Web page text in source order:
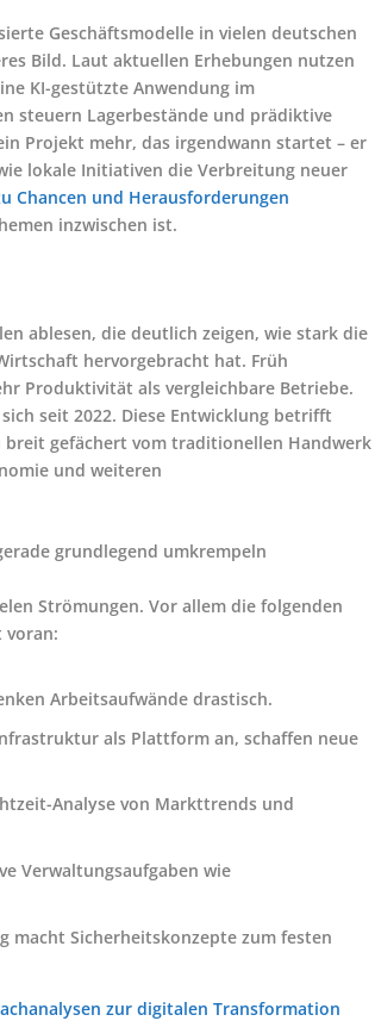
Geschäftsmodelle in vielen deutschen
Bild. Laut aktuellen Erhebungen nutzen
KI-gestützte Anwendung im
steuern Lagerbestände und prädiktive
Projekt mehr, das irgendwann startet – er
lokale Initiativen die Verbreitung neuer
Chancen und Herausforderungen
inzwischen ist.
ablesen, die deutlich zeigen, wie stark die
hervorgebracht hat. Früh
Produktivität als vergleichbare Betriebe.
seit 2022. Diese Entwicklung betrifft
gefächert vom traditionellen Handwerk
und weiteren
grundlegend umkrempeln
Strömungen. Vor allem die folgenden
voran:
Arbeitsaufwände drastisch.
als Plattform an, schaffen neue
Analyse von Markttrends und
Verwaltungsaufgaben wie
macht Sicherheitskonzepte zum festen
zur digitalen Transformation